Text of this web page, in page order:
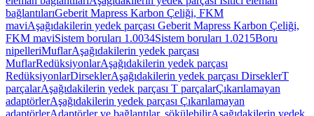
bağlantılarıGeberit Mapress Karbon Çeliği, FKM
maviAşağıdakilerin yedek parçası Geberit Mapress Karbon Çeliği,
FKM maviSistem boruları 1.0034Sistem boruları 1.0215Boru
nipelleriMuflarAşağıdakilerin yedek parçası
MuflarRedüksiyonlarAşağıdakilerin yedek parçası
RedüksiyonlarDirseklerAşağıdakilerin yedek parçası DirseklerT
parçalarAşağıdakilerin yedek parçası T parçalarÇıkarılamayan
adaptörlerAşağıdakilerin yedek parçası Çıkarılamayan
adaptörlerAdaptörler ve bağlantılar, sökülebilirAşağıdakilerin yedek